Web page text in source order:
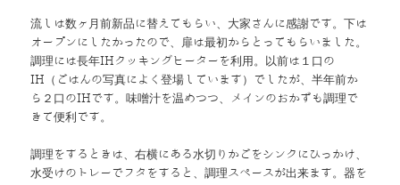
流しは数ヶ月前新品に替えてもらい、大家さんに感謝です。下は
オープンにしたかったので、扉は最初からとってもらいました。
調理には長年IHクッキングヒーターを利用。以前は１口の
IH（ごはんの写真によく登場しています）でしたが、半年前か
ら２口のIHです。味噌汁を温めつつ、メインのおかずも調理で
きて便利です。
調理をするときは、右横にある水切りかごをシンクにひっかけ、
水受けのトレーでフタをすると、調理スペースが出来ます。器を